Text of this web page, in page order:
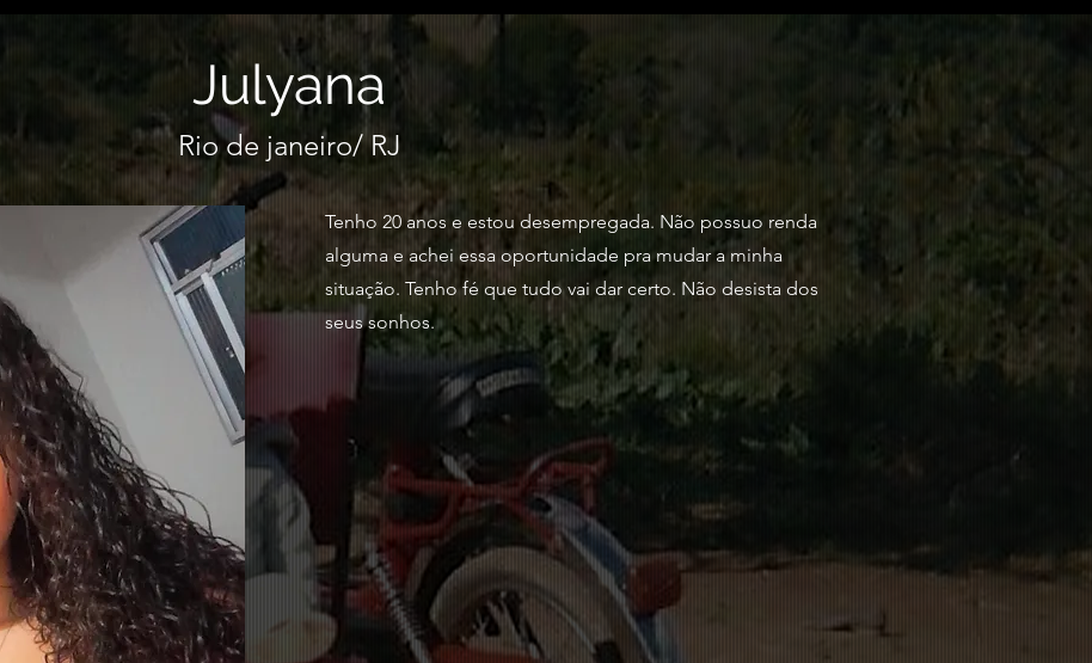
Julyana
Rio de janeiro/ RJ
Tenho 20 anos e estou desempregada. Não possuo renda
alguma e achei essa oportunidade pra mudar a minha
situação. Tenho fé que tudo vai dar certo. Não desista dos
seus sonhos.